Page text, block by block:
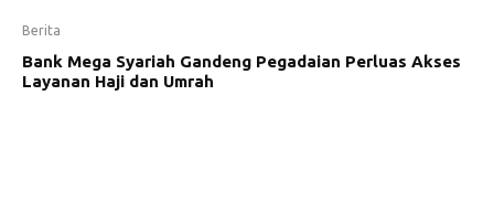
Berita
Bank Mega Syariah Gandeng Pegadaian Perluas Akses
Layanan Haji dan Umrah